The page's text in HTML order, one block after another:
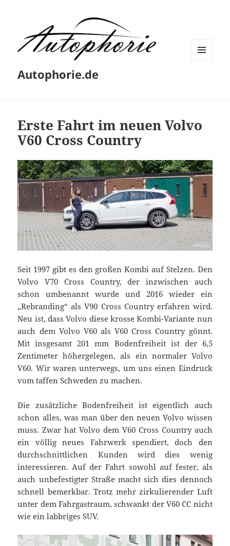
Autophorie.de
Erste Fahrt im neuen Volvo
V60 Cross Country
Seit 1997 gibt es den großen Kombi auf Stelzen. Den
Volvo V70 Cross Country, der inzwischen auch
schon umbenannt wurde und 2016 wieder ein
„Rebranding“ als V90 Cross Country erfahren wird.
Neu ist, dass Volvo diese krosse Kombi-Variante nun
auch dem Volvo V60 als V60 Cross Country gönnt.
Mit insgesamt 201 mm Bodenfreiheit ist der 6,5
Zentimeter höhergelegen, als ein normaler Volvo
V60. Wir waren unterwegs, um uns einen Eindruck
vom taffen Schweden zu machen.
Die zusätzliche Bodenfreiheit ist eigentlich auch
schon alles, was man über den neuen Volvo wissen
muss. Zwar hat Volvo dem V60 Cross Country auch
ein völlig neues Fahrwerk spendiert, doch den
durchschnittlichen Kunden wird dies wenig
interessieren. Auf der Fahrt sowohl auf fester, als
auch unbefestigter Straße macht sich dies dennoch
schnell bemerkbar. Trotz mehr zirkulierender Luft
unter dem Fahrgastraum, schwankt der V60 CC nicht
wie ein labbriges SUV.